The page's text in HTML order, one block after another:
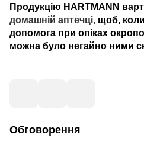
Продукцію HARTMANN
домашній аптечці, щоб,
допомога при опіках
можна було негайно ними
Обговорення